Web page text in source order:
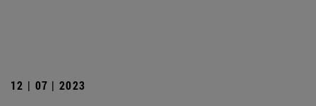
12 | 07 | 2023